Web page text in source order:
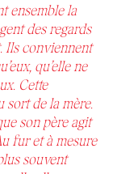
ensemble la
des regards
Ils conviennent
qu’elle ne
Cette
sort de la mère.
son père agit
fur et à mesure
souvent